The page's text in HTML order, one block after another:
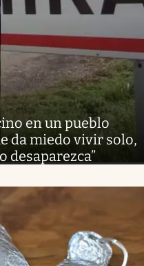
en un pueblo
da miedo vivir solo,
desaparezca”